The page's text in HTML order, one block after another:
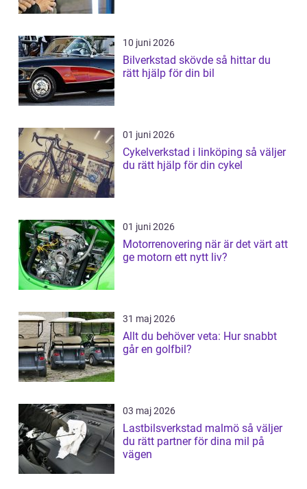
10 juni 2026
Bilverkstad skövde så hittar du
rätt hjälp för din bil
01 juni 2026
Cykelverkstad i linköping så väljer
du rätt hjälp för din cykel
01 juni 2026
Motorrenovering när är det värt att
ge motorn ett nytt liv?
31 maj 2026
Allt du behöver veta: Hur snabbt
går en golfbil?
03 maj 2026
Lastbilsverkstad malmö så väljer
du rätt partner för dina mil på
vägen